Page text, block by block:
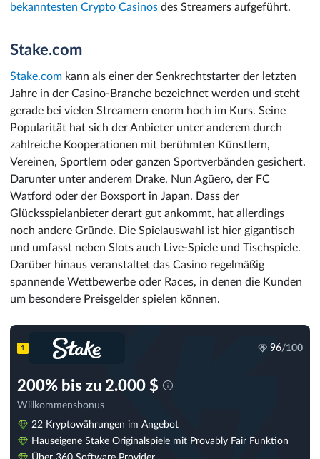
bekanntesten Crypto Casinos des Streamers aufgeführt.
Stake.com
Stake.com kann als einer der Senkrechtstarter der letzten
Jahre in der Casino-Branche bezeichnet werden und steht
gerade bei vielen Streamern enorm hoch im Kurs. Seine
Popularität hat sich der Anbieter unter anderem durch
zahlreiche Kooperationen mit berühmten Künstlern,
Vereinen, Sportlern oder ganzen Sportverbänden gesichert.
Darunter unter anderem Drake, Nun Agüero, der FC
Watford oder der Boxsport in Japan. Dass der
Glücksspielanbieter derart gut ankommt, hat allerdings
noch andere Gründe. Die Spielauswahl ist hier gigantisch
und umfasst neben Slots auch Live-Spiele und Tischspiele.
Darüber hinaus veranstaltet das Casino regelmäßig
spannende Wettbewerbe oder Races, in denen die Kunden
um besondere Preisgelder spielen können.
1 96/100
200% bis zu 2.000 $
Willkommensbonus
22 Kryptowährungen im Angebot
Hauseigene Stake Originalspiele mit Provably Fair Funktion